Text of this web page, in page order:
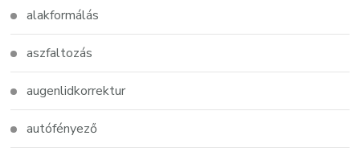
alakformálás
aszfaltozás
augenlidkorrektur
autófényező